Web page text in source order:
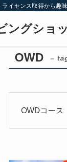
イセンス取得から趣
ングショ
OWD –
OWDコース